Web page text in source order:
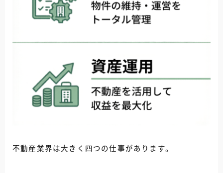
不動産業界は大きく四つの仕事があります。